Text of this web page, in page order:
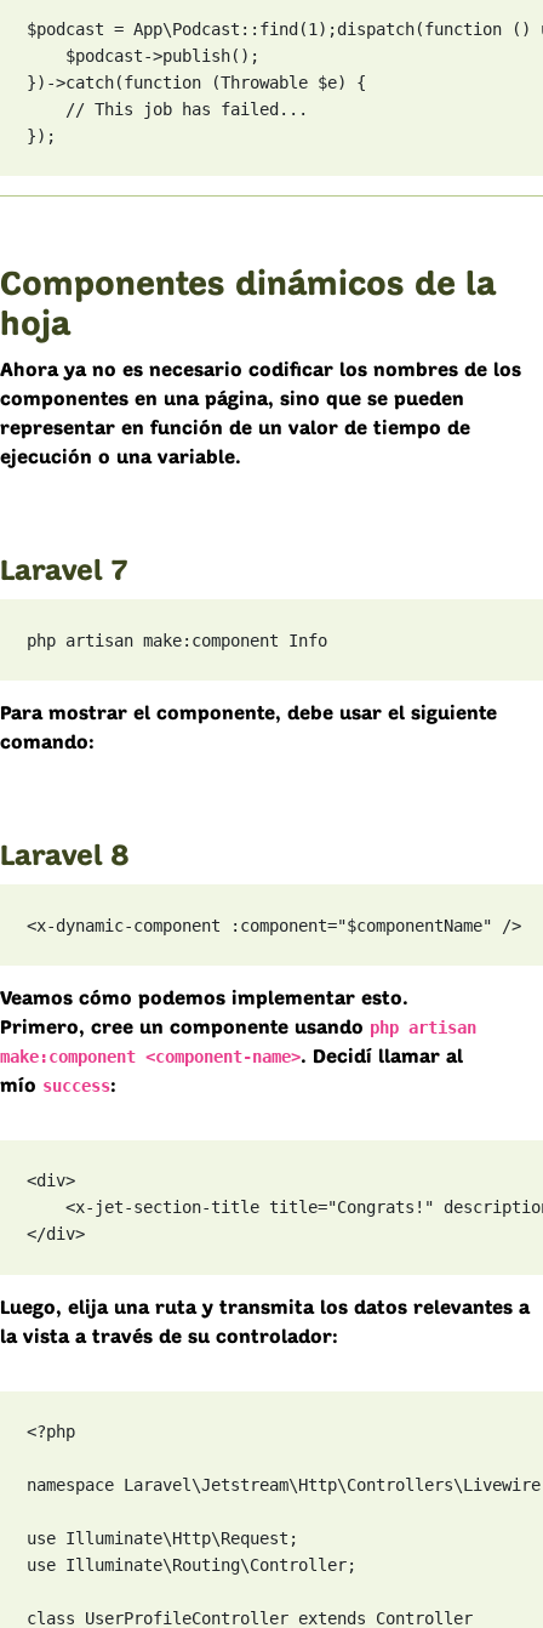
$podcast = App\Podcast::find(1);dispatch(function ()
    $podcast->publish();
})->catch(function (Throwable $e) {
    // This job has failed...
});
Componentes dinámicos de la
hoja
Ahora ya no es necesario codificar los nombres de los
componentes en una página, sino que se pueden
representar en función de un valor de tiempo de
ejecución o una variable.
Laravel 7
php artisan make:component Info
Para mostrar el componente, debe usar el siguiente
comando:
Laravel 8
<x-dynamic-component :component="$componentName" />
Veamos cómo podemos implementar esto.
Primero, cree un componente usando php artisan
make:component <component-name>. Decidí llamar al
mío success:
<div>
<x-jet-section-title title="Congrats!"
</div>
Luego, elija una ruta y transmita los datos relevantes a
la vista a través de su controlador:
<?php
namespace
use Illuminate\Http\Request;
use Illuminate\Routing\Controller;
class UserProfileController extends Controller